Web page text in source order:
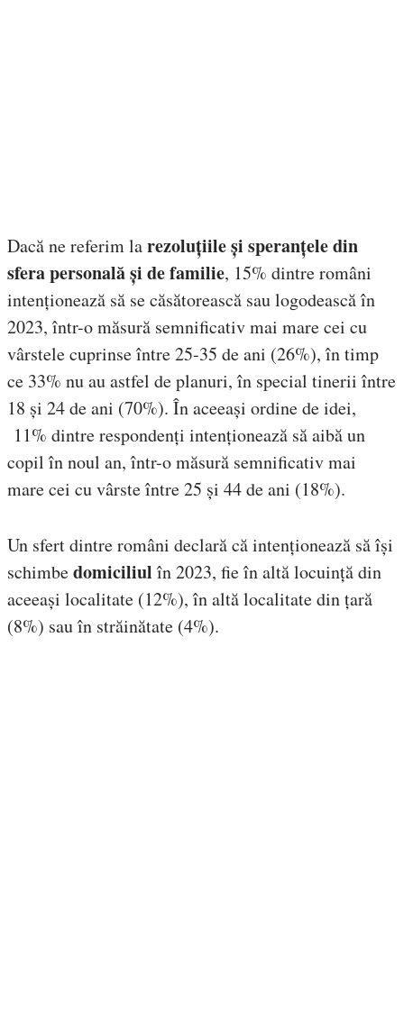
Dacă ne referim larezoluțiile și speranțele din
sfera personalăși de familie, 15% dintre români
intenționează să se căsătorească sau logodească în
2023, într-o măsură semnificativ mai mare cei cu
vârstele cuprinse între 25-35 de ani (26%), în timp
ce 33% nu au astfel de planuri, în special tinerii între
18 și 24 de ani (70%). În aceeași ordine de idei,
11% dintre respondenți intenționează să aibă un
copil în noul an, într-o măsură semnificativ mai
mare cei cu vârste între 25 și 44 de ani (18%).
Un sfert dintre români declară că intenționează să își
schimbedomiciliulîn 2023, fie în altă locuință din
aceeași localitate (12%), în altă localitate din țară
(8%) sau în străinătate (4%).